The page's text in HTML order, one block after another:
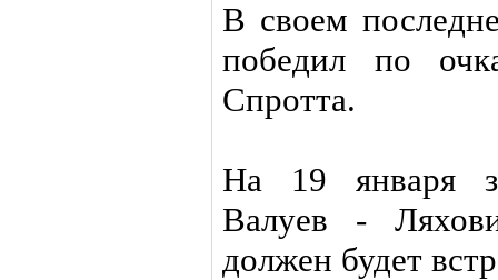
В своем
победил по
Спротта.
На 19 января
Валуев -
должен будет